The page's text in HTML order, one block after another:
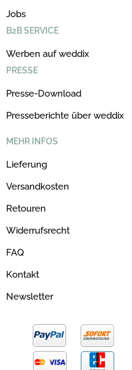
Jobs
B2B SERVICE
Werben auf weddix
PRESSE
Presse-Download
Presseberichte über weddix
MEHR INFOS
Lieferung
Versandkosten
Retouren
Widerrufsrecht
FAQ
Kontakt
Newsletter